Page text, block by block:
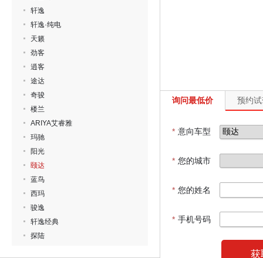
轩逸
轩逸·纯电
天籁
劲客
逍客
途达
奇骏
楼兰
ARIYA艾睿雅
玛驰
阳光
颐达
蓝鸟
西玛
骏逸
轩逸经典
探陆
询问最低价 预约
* 意向车型
* 您的城市
* 您的姓名
* 手机号码
获